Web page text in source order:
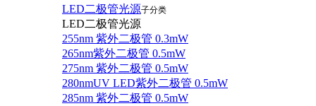
LED二极管光源子分类
LED二极管光源
255nm 紫外二极管 0.3mW
265nm紫外二极管 0.5mW
275nm 紫外二极管 0.5mW
280nmUV LED紫外二极管 0.5mW
285nm 紫外二极管 0.5mW